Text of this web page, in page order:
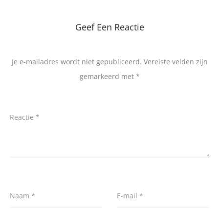
Geef Een Reactie
Je e-mailadres wordt niet gepubliceerd. Vereiste velden zijn
gemarkeerd met *
Reactie *
Naam * E-mail *